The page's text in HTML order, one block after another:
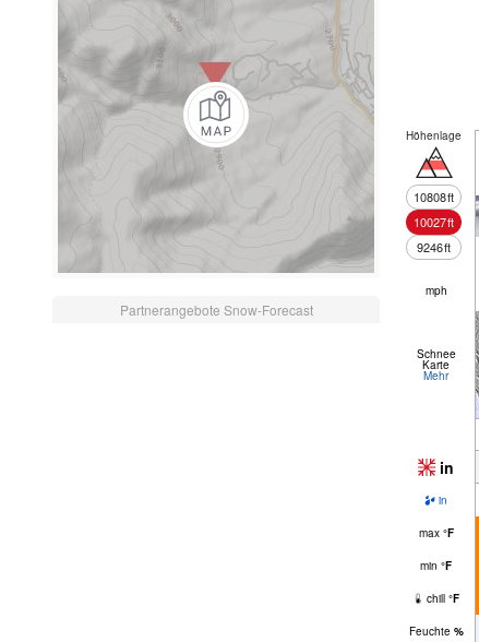
Partnerangebote Snow-Forecast
Höhenlage
10808ft
10027ft
9246ft
mph
Schnee
Karte
Mehr
in
in
max °F
min °F
chill °F
Feuchte %